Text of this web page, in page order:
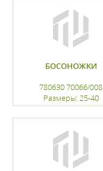
БОСОНОЖКИ
780630 70066/008
Размеры: 25-40